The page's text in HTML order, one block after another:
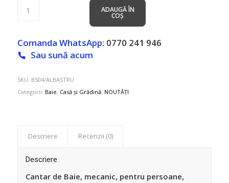
ADAUGĂ ÎN
COȘ
Comanda WhatsApp: 0770 241 946
Sau sună acum
SKU: BS04/ALBASTRU
Categorii: Baie, Casă și Grădină, NOUTĂȚI
Descriere Recenzii (0)
Descriere
Cantar de Baie, mecanic, pentru persoane,